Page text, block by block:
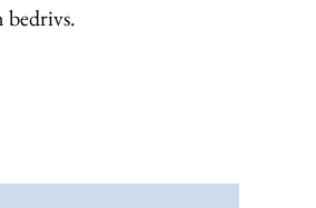
bedrivs.